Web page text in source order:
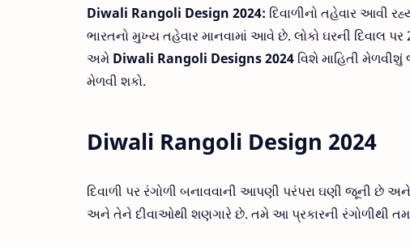
Diwali Rangoli Design 2024: દિવાળીનો તહેવાર આવી
ભારતનો મુખ્ય તહેવાર માનવામાં આવે છે. લોકો ઘરની દિવાલ
અમે Diwali Rangoli Designs 2024 વિશે માહિતી
મેળવી શકો.
Diwali Rangoli Design 2024
દિવાળી પર રંગોળી બનાવવાની આપણી પરંપરા ઘણી જૂની છે
અને તેને દીવાઓથી શણગારે છે. તમે આ પ્રકારની રંગોળીથી